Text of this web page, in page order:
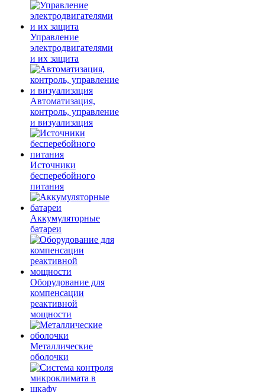
Управление
электродвигателями
и их защита
Автоматизация,
контроль, управление
и визуализация
Источники
бесперебойного
питания
Аккумуляторные
батареи
Оборудование для
компенсации
реактивной
мощности
Металлические
оболочки